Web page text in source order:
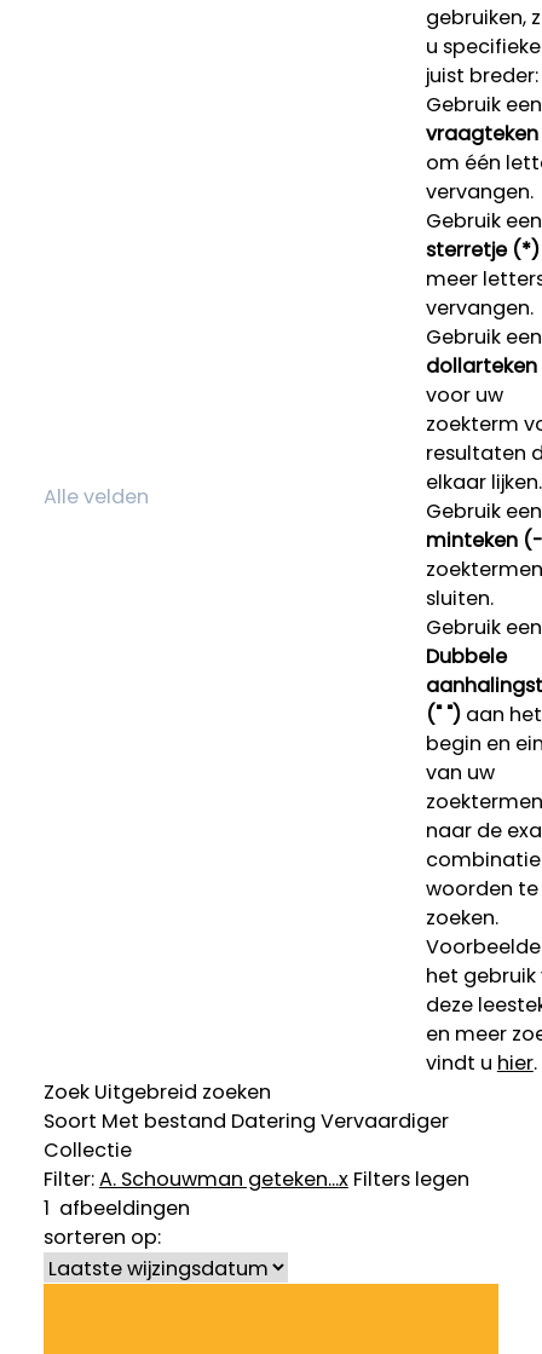
gebruiken,
u
juist breder:
Gebruik een
om één
vervangen.
Gebruik een
sterretje (*)
meer
vervangen.
Gebruik een
voor uw
zoekterm
resultaten
elkaar lijken.
Gebruik een
minteken
sluiten.
Gebruik een
Dubbele
(" ")aan het
begin en
van uw
naar de
woorden te
zoeken.
het gebruik
deze
en meer
vindt u hier.
Zoek Uitgebreid zoeken
Soort Met bestand Datering Vervaardiger
Collectie
Filter:A. Schouwman geteken...x Filters legen
1 afbeeldingen
sorteren op: